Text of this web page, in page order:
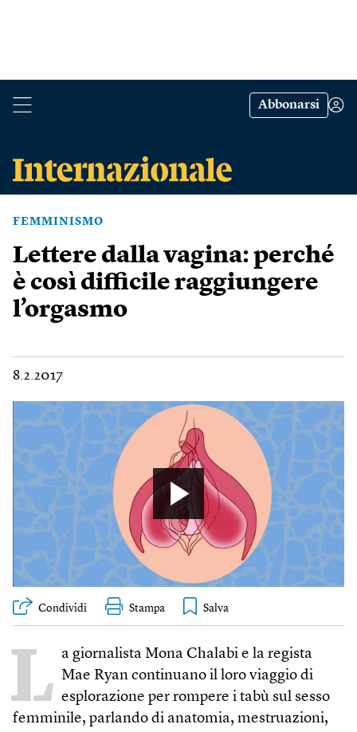
Abbonarsi
FEMMINISMO
Lettere dalla vagina: perché
è così difficile raggiungere
l’orgasmo
8.2.2017
Condividi Stampa
L a giornalista Mona Chalabi e la regista
Mae Ryan continuano il loro viaggio di
esplorazione per rompere i tabù sul sesso
femminile, parlando di anatomia, mestruazioni,